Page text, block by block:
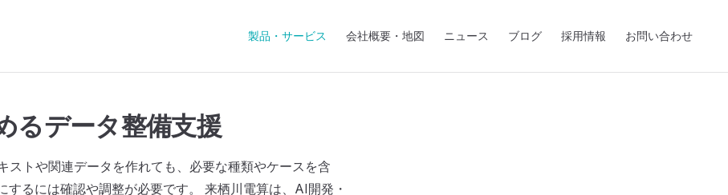
製品・サービス 会社概要・地図 ニュース ブログ 採用情報 お問い合わせ
るデータ整備支援
ストや関連データを作れても、必要な種類やケースを含
するには確認や調整が必要です。 来栖川電算は、AI開発・